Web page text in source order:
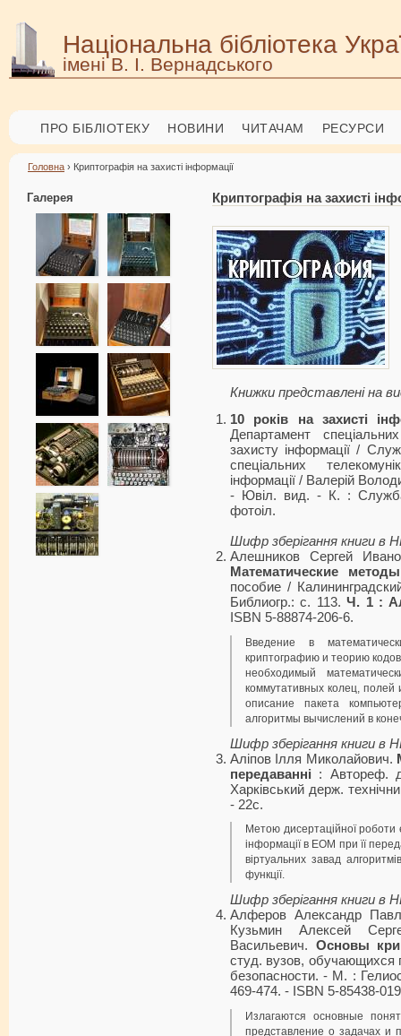
Національна бібліотека
імені В. І. Вернадського
ПРО БІБЛІОТЕКУ НОВИНИ ЧИТАЧАМ РЕСУРСИ
Головна › Криптографія на захисті інформації
Галерея Криптографія на захисті
Книжки представлені на
10 років на захисті
Департамент
захисту інформації /
спеціальних
інформації / Валерій
- Ювіл. вид. - К. :
фотоіл.
Шифр зберігання книги в
Алешников Сергей
Математические
пособие /
Библиогр.: с. 113.Ч. 1 :
ISBN 5-88874-206-6.
Введение в
криптографию и теорию
необходимый
коммутативных колец, полей
описание пакета
алгоритмы вычислений в
Шифр зберігання книги в
Аліпов Ілля Миколайович.
передаванні : Автореф.
Харківський держ.
- 22с.
Метою дисертаційної роботи
інформації в ЕОМ при її
віртуальних завад
функції.
Шифр зберігання книги в
Алферов Александр
Кузьмин Алексей
Васильевич. Основы
студ. вузов, обучающихся
безопасности. - М. :
469-474. - ISBN 5-85438-
Излагаются основные
представление о задачах и